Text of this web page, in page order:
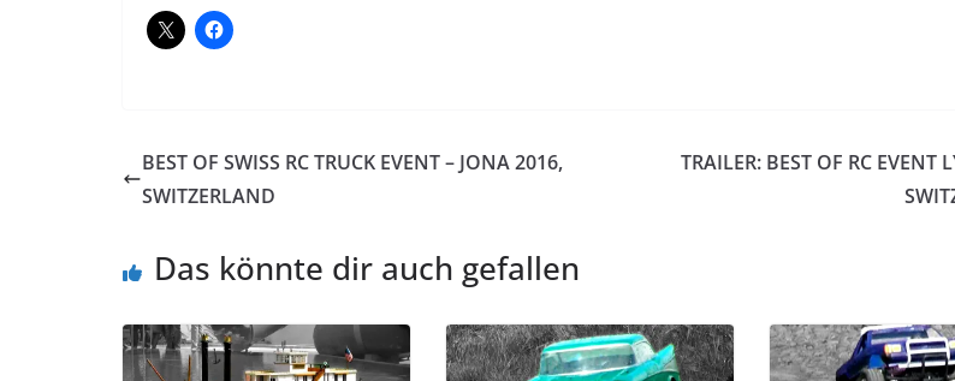
BEST OF SWISS RC TRUCK EVENT – JONA 2016,
SWITZERLAND
TRAILER: BEST OF RC EVENT
Das könnte dir auch gefallen